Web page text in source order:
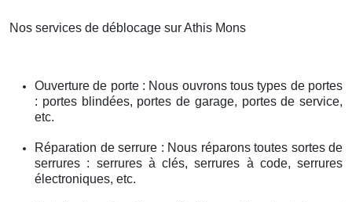
Nos services de déblocage sur Athis Mons
Ouverture de porte : Nous ouvrons tous types de portes
: portes blindées, portes de garage, portes de service,
etc.
Réparation de serrure : Nous réparons toutes sortes de
serrures : serrures à clés, serrures à code, serrures
électroniques, etc.